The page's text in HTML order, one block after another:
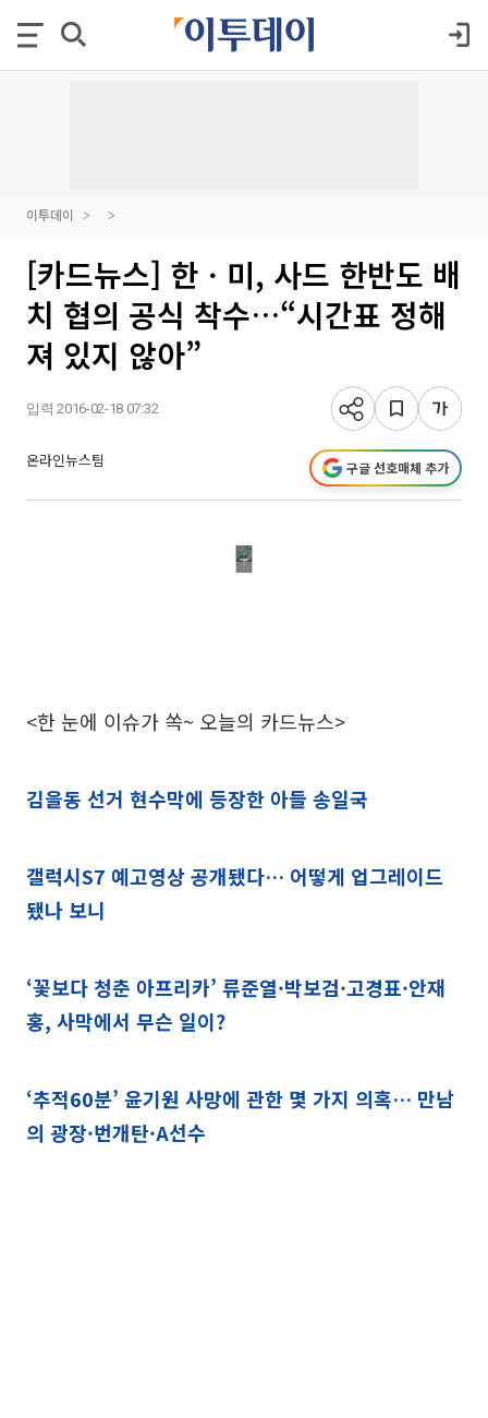
이투데이
[카드뉴스] 한ㆍ미, 사드 한반도 배
치 협의 공식 착수…“시간표 정해
져 있지 않아”
입력 2016-02-18 07:32
온라인뉴스팀 구글 선호매체 추가
<한 눈에 이슈가 쏙~ 오늘의 카드뉴스>
김을동 선거 현수막에 등장한 아들 송일국
갤럭시S7 예고영상 공개됐다… 어떻게 업그레이드
됐나 보니
‘꽃보다 청춘 아프리카’ 류준열·박보검·고경표·안재
홍, 사막에서 무슨 일이?
‘추적60분’ 윤기원 사망에 관한 몇 가지 의혹… 만남
의 광장·번개탄·A선수